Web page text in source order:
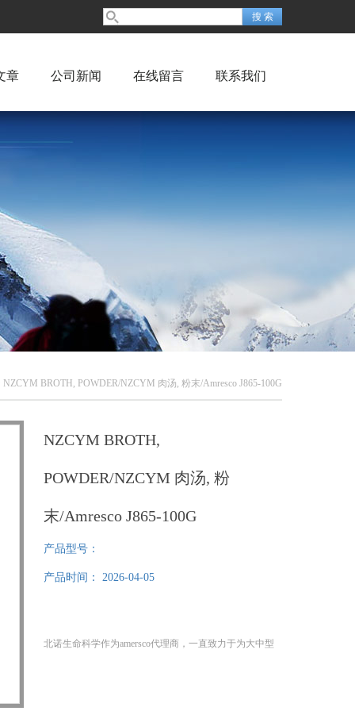
章 公司新闻 在线留言 联系我们
NZCYM BROTH, POWDER/NZCYM 肉汤, 粉末/Amresco J865-100G
NZCYM BROTH,
POWDER/NZCYM 肉汤, 粉
末/Amresco J865-100G
产品型号：
产品时间： 2026-04-05
北诺生命科学作为amersco代理商，一直致力于为大中型